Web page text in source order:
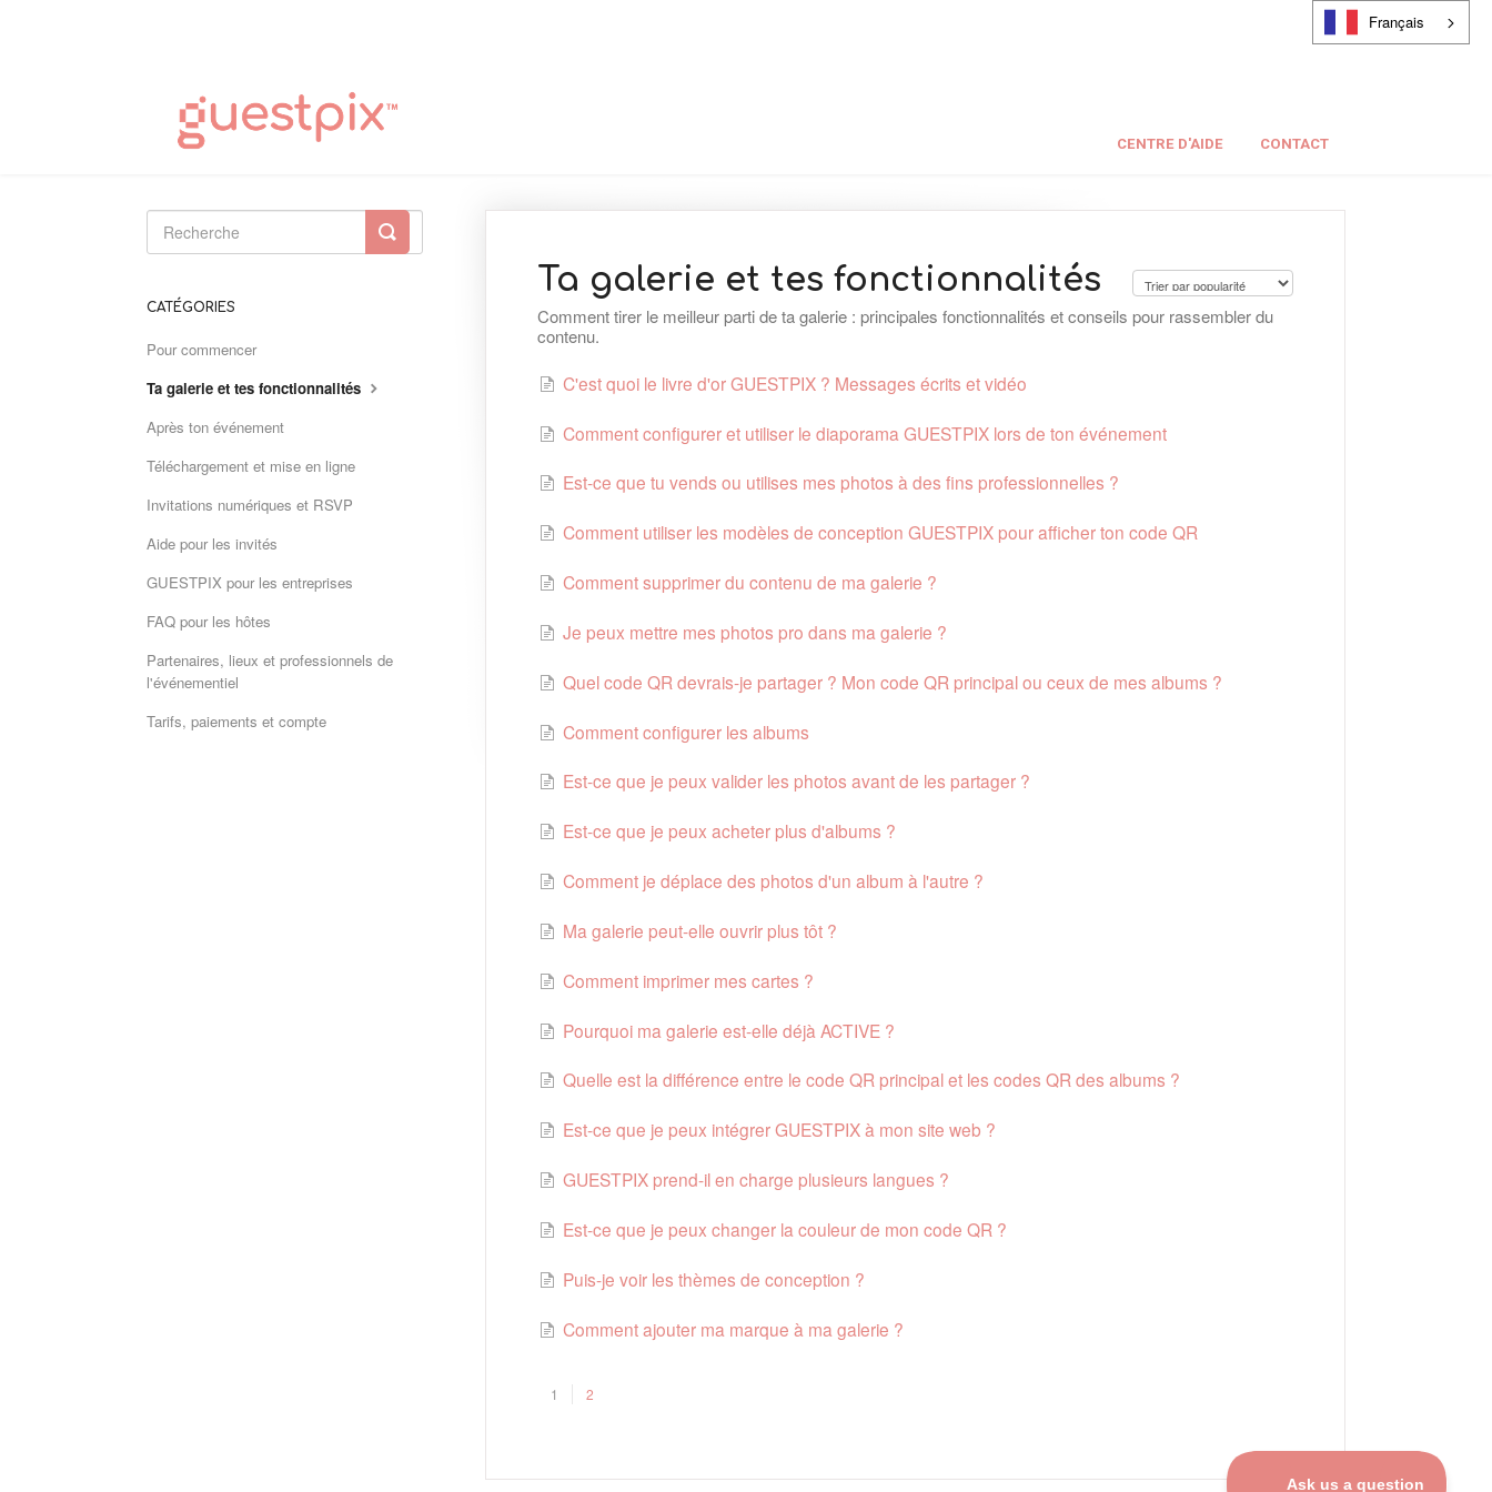
Français
CENTRE D'AIDE CONTACT
Ta galerie et tes fonctionnalités
Comment tirer le meilleur parti de ta galerie : principales fonctionnalités et conseils pour rassembler du
contenu.
C'est quoi le livre d'or GUESTPIX ? Messages écrits et vidéo
Comment configurer et utiliser le diaporama GUESTPIX lors de ton événement
Est-ce que tu vends ou utilises mes photos à des fins professionnelles ?
Comment utiliser les modèles de conception GUESTPIX pour afficher ton code QR
Comment supprimer du contenu de ma galerie ?
Je peux mettre mes photos pro dans ma galerie ?
Quel code QR devrais-je partager ? Mon code QR principal ou ceux de mes albums ?
Comment configurer les albums
Est-ce que je peux valider les photos avant de les partager ?
Est-ce que je peux acheter plus d'albums ?
Comment je déplace des photos d'un album à l'autre ?
Ma galerie peut-elle ouvrir plus tôt ?
Comment imprimer mes cartes ?
Pourquoi ma galerie est-elle déjà ACTIVE ?
Quelle est la différence entre le code QR principal et les codes QR des albums ?
Est-ce que je peux intégrer GUESTPIX à mon site web ?
GUESTPIX prend-il en charge plusieurs langues ?
Est-ce que je peux changer la couleur de mon code QR ?
Puis-je voir les thèmes de conception ?
Comment ajouter ma marque à ma galerie ?
1 2
Toggle
Search
CATÉGORIES
Pour commencer
Ta galerie et tes fonctionnalités
Après ton événement
Téléchargement et mise en ligne
Invitations numériques et RSVP
Aide pour les invités
GUESTPIX pour les entreprises
FAQ pour les hôtes
Partenaires, lieux et professionnels de
l'événementiel
Tarifs, paiements et compte